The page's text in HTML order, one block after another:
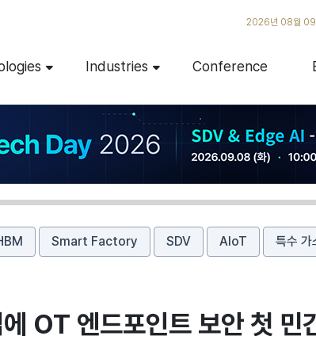
2026년 08월 09
Industries Conference
Smart Factory SDV AIoT 특수 가
OT 엔드포인트 보안 첫 민